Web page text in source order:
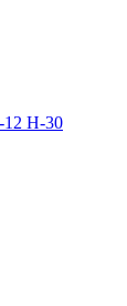
12 H-30